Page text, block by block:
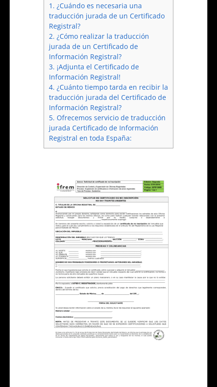
1. ¿Cuándo es necesaria una
traducción jurada de un Certificado
Registral?
2. ¿Cómo realizar la traducción
jurada de un Certificado de
Información Registral?
3. ¡Adjunta el Certificado de
Información Registral!
4. ¿Cuánto tiempo tarda en recibir la
traducción jurada del Certificado de
Información Registral?
5. Ofrecemos servicio de traducción
jurada Certificado de Información
Registral en toda España: